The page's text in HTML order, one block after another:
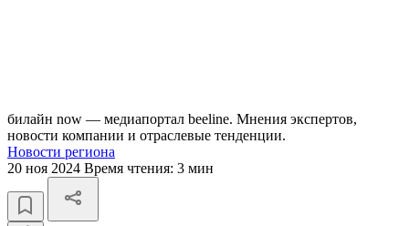
билайн now — медиапортал beeline. Мнения экспертов,
новости компании и отраслевые тенденции.
Новости региона
20 ноя 2024 Время чтения: 3 мин